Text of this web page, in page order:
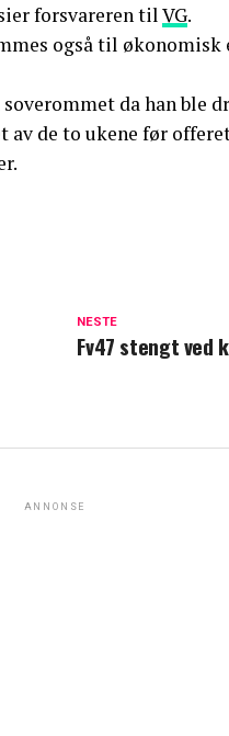
forsvareren tilVG.
også til
da han ble
de to ukene før
NESTE
Fv47 stengt ved
ANNONSE